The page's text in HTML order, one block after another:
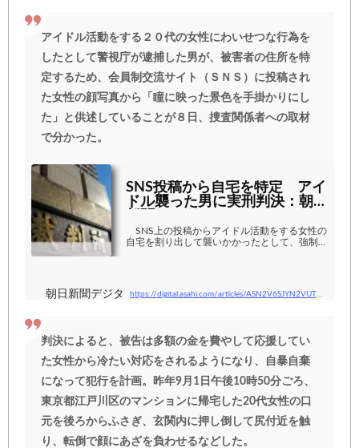
アイドル活動をする２０代の女性にわいせつな行為を
したとして警視庁が逮捕した男が、被害者の住所を特
定するため、会員制交流サイト（ＳＮＳ）に投稿され
た女性の顔写真から「瞳に映った景色を手掛かりにし
た」と供述していることが８日、捜査関係者への取材
で分かった。
SNS投稿から自宅を特定 アイ
ドル襲った男に実刑判決：朝日
SNS上の投稿からアイドル活動をする女性の
自宅を割り出して襲いかかったとして、強制わ
朝日新聞デジタル https://digital.asahi.com/articles/ASN2V6SJYN2VUTIL045.html
判決によると、被告は多額の金を費やして応援してい
た女性から冷たい対応をされるようになり、自暴自棄
になって犯行を計画。昨年9月1日午後10時50分ごろ、
東京都江戸川区のマンションに帰宅した20代女性の口
元を後ろからふさぎ、玄関内に押し倒して尻付近を触
り、転倒で顔にあざを負わせるなどした。